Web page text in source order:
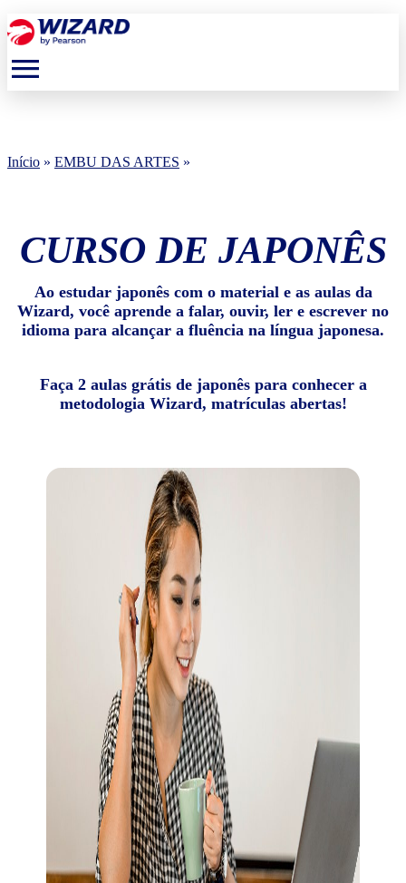
menu
Início » EMBU DAS ARTES »
CURSO DE JAPONÊS
Ao estudar japonês com o material e as aulas da
Wizard, você aprende a falar, ouvir, ler e escrever no
idioma para alcançar a fluência na língua japonesa.
Faça 2 aulas grátis de japonês para conhecer a
metodologia Wizard, matrículas abertas!